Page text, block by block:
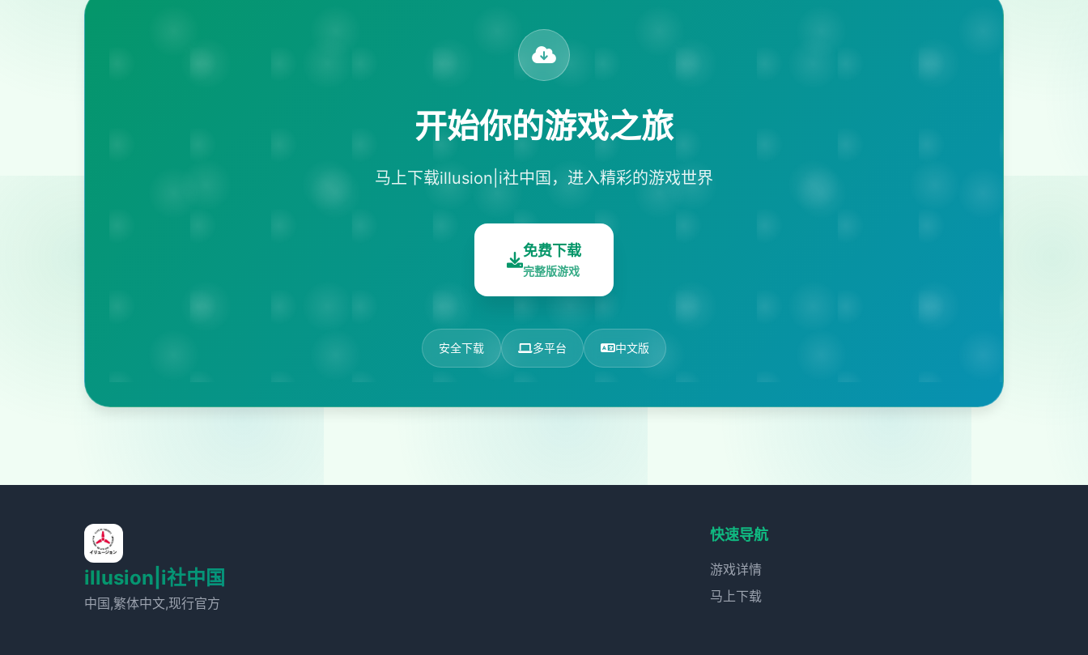
开始你的游戏之旅
马上下载illusion|i社中国，进入精彩的游戏世界
免费下载
完整版游戏
安全下载 多平台 中文版
illusion|i社中国
中国,繁体中文,现行官方
快速导航
游戏详情
马上下载